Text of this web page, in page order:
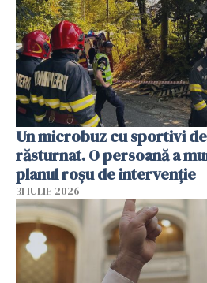
Un microbuz cu sportivi
răsturnat. O persoană a
planul roșu de intervenție
31 IULIE 2026